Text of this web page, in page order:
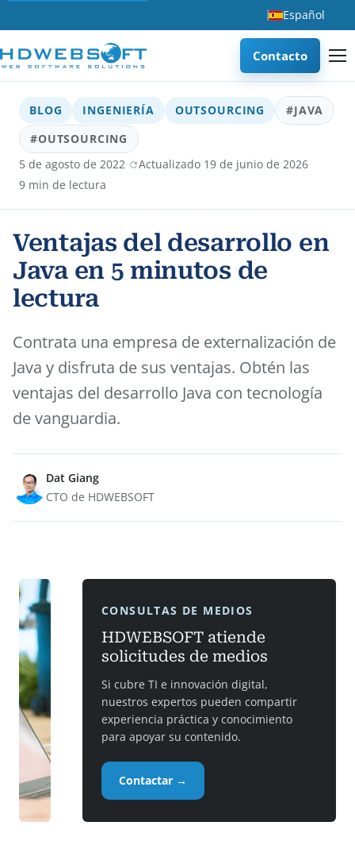
Español
Contacto
BLOG INGENIERÍA OUTSOURCING
#JAVA
#OUTSOURCING
5 de agosto de 2022· Actualizado 19 de junio de 2026·
9 min de lectura
Ventajas del desarrollo en
Java en 5 minutos de
lectura
Contrata una empresa de externalización de
Java y disfruta de sus ventajas. Obtén las
ventajas del desarrollo Java con tecnología
de vanguardia.
Dat Giang
CTO de HDWEBSOFT
CONSULTAS DE MEDIOS
HDWEBSOFT atiende
solicitudes de medios
Si cubre TI e innovación digital,
nuestros expertos pueden compartir
experiencia práctica y conocimiento
para apoyar su contenido.
Contactar →